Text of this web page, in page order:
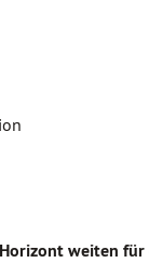
weiten